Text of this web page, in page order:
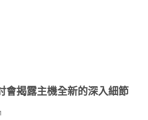
會揭露主機全新的深入細節